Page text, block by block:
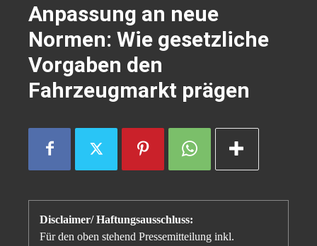
Anpassung an neue
Normen: Wie gesetzliche
Vorgaben den
Fahrzeugmarkt prägen
Disclaimer/ Haftungsausschluss:
Für den oben stehend Pressemitteilung inkl.